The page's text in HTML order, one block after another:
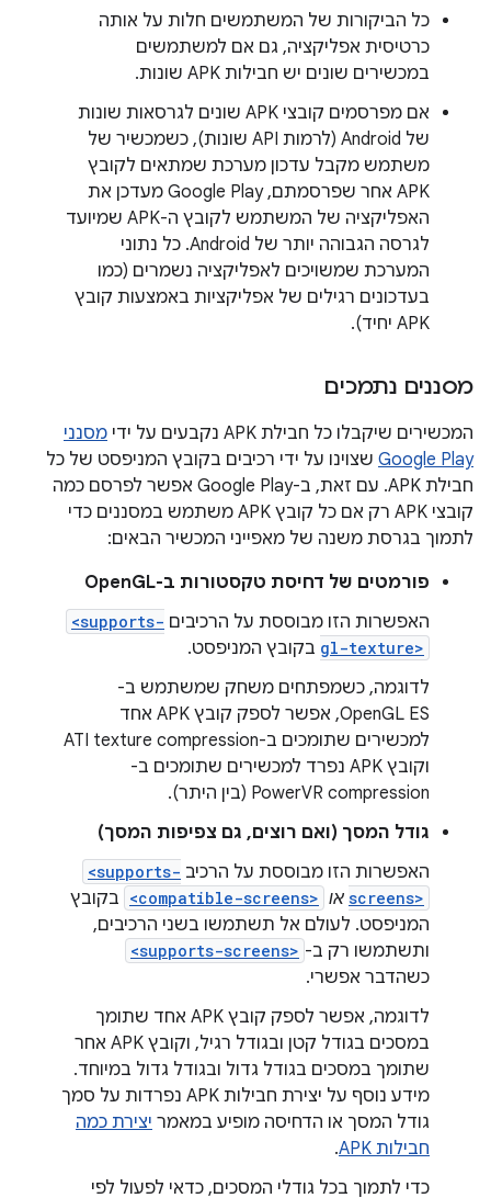
כל הביקורות של המשתמשים חלות על אותה
כרטיסית אפליקציה, גם אם למשתמשים
במכשירים שונים יש חבילות APK שונות.
אם מפרסמים קובצי APK שונים לגרסאות שונות
של Android (לרמות API שונות), כשמכשיר של
משתמש מקבל עדכון מערכת שמתאים לקובץ
APK אחר שפרסמתם, Google Play מעדכן את
האפליקציה של המשתמש לקובץ ה-APK שמיועד
לגרסה הגבוהה יותר של Android. כל נתוני
המערכת שמשויכים לאפליקציה נשמרים (כמו
בעדכונים רגילים של אפליקציות באמצעות קובץ
APK יחיד).
מסננים נתמכים
המכשירים שיקבלו כל חבילת APK נקבעים על ידי
מסנני
Google Play שצוינו על ידי רכיבים בקובץ המניפסט של כל
חבילת APK. עם זאת, ב-Google Play אפשר לפרסם כמה
קובצי APK רק אם כל קובץ APK משתמש במסננים כדי
לתמוך בגרסת משנה של מאפייני המכשיר הבאים:
פורמטים של דחיסת טקסטורות ב-OpenGL
האפשרות הזו מבוססת על הרכיבים <supports-
gl-texture> בקובץ המניפסט.
לדוגמה, כשמפתחים משחק שמשתמש ב-
OpenGL ES, אפשר לספק קובץ APK אחד
למכשירים שתומכים ב-ATI texture compression
וקובץ APK נפרד למכשירים שתומכים ב-
PowerVR compression (בין היתר).
גודל המסך (ואם רוצים, גם צפיפות המסך)
האפשרות הזו מבוססת על הרכיב <supports-
screens> או <compatible-screens> בקובץ
המניפסט. לעולם אל תשתמשו בשני הרכיבים,
ותשתמשו רק ב- <supports-screens>
כשהדבר אפשרי.
לדוגמה, אפשר לספק קובץ APK אחד שתומך
במסכים בגודל קטן ובגודל רגיל, וקובץ APK אחר
שתומך במסכים בגודל גדול ובגודל גדול במיוחד.
מידע נוסף על יצירת חבילות APK נפרדות על סמך
גודל המסך או הדחיסה מופיע במאמר יצירת כמה
חבילות APK
.
כדי לתמוך בכל גודלי המסכים, כדאי לפעול לפי